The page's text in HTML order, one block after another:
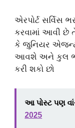
એરપોર્ટ સર્વિસ
કરવામાં આવી છે
કે જુનિયર એજન્ટ
આવશે અને કુલ
કરી શકો છો
આ પોસ્ટ પણ
2025